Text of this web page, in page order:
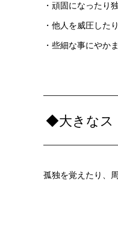
・頑固になったり
・他人を威圧した
・些細な事にやか
◆大きなス
孤独を覚えたり、